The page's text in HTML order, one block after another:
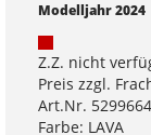
Modelljahr 2024
Z.Z. nicht
Preis zzgl.
Art.Nr. 5299664
Farbe: LAVA